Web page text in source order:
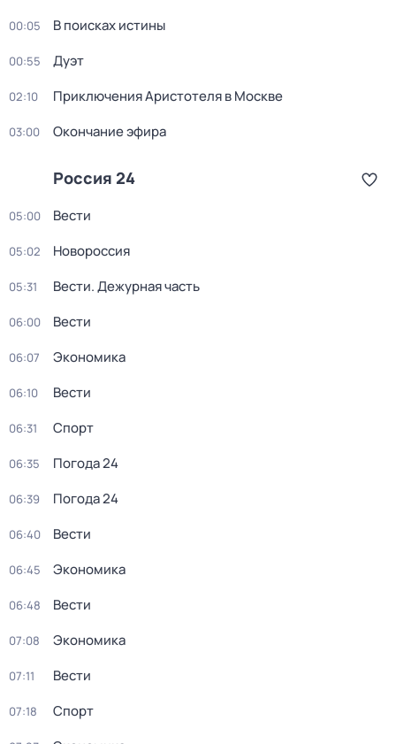
00:05 В поисках истины
00:55 Дуэт
02:10 Приключения Аристотеля в Москве
03:00 Окончание эфира
Россия 24
05:00 Вести
05:02 Новороссия
05:31 Вести. Дежурная часть
06:00 Вести
06:07 Экономика
06:10 Вести
06:31 Спорт
06:35 Погода 24
06:39 Погода 24
06:40 Вести
06:45 Экономика
06:48 Вести
07:08 Экономика
07:11 Вести
07:18 Спорт